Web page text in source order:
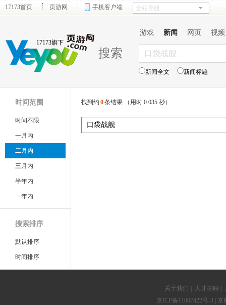
17173首页 页游网 手机客户端
17173旗下
游戏 新闻 网页 视频
搜索
新闻全文 新闻标题
时间范围
时间不限
一月内
二月内
三月内
半年内
一年内
搜索排序
默认排序
时间排序
找到约 0条结果 （用时 0.035 秒）
关于我们 人才招聘
京ICP备11007422号-3| 京